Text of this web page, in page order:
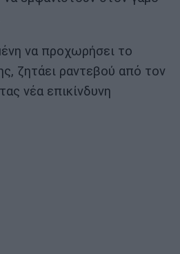
να προχωρήσει το
ζητάει ραντεβού από τον
νέα επικίνδυνη